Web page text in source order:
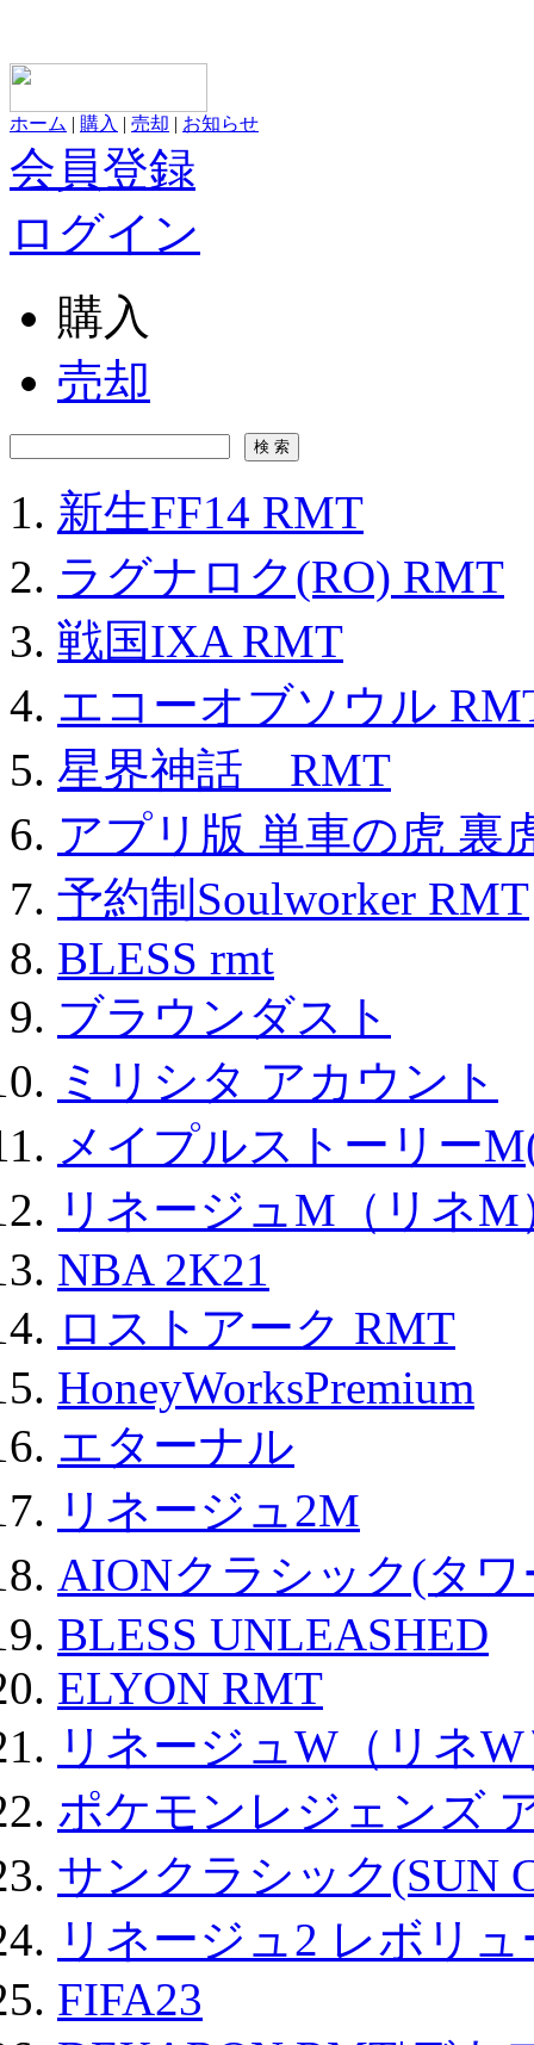
ホーム | 購入 | 売却 | お知らせ
会員登録
ログイン
購入
売却
新生FF14 RMT
ラグナロク(RO) RMT
戦国IXA RMT
エコーオブソウル
星界神話 RMT
アプリ版 単車の虎 裏
予約制Soulworker RMT
BLESS rmt
ブラウンダスト
ミリシタ アカウント
メイプルストーリー
リネージュM（リネM
NBA 2K21
ロストアーク RMT
HoneyWorksPremium
エターナル
リネージュ2M
AIONクラシック(タ
BLESS UNLEASHED
ELYON RMT
リネージュW（リネ
ポケモンレジェンズ
サンクラシック(SUN
リネージュ2 レボリ
FIFA23